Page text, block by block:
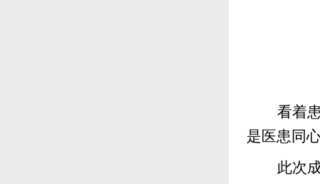
看着
是医患同
此次